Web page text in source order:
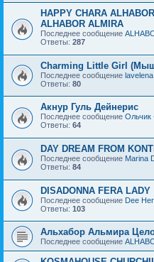
HAPPY CHARA
ALHABOR ALMIRA
Последнее сообщение
Ответы: 287
Charming Little Girl
Последнее сообщение lavelena
Ответы: 80
Акнур Гуль Дейнерис
Последнее сообщение Ольчик
Ответы: 64
DAY DREAM FROM
Последнее сообщение Marina
Ответы: 84
DISADONNA FERA LADY
Последнее сообщение Dee
Ответы: 103
Альхабор Альмира
Последнее сообщение